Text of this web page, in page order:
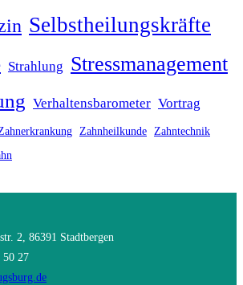
Selbstheilungskräfte
Strahlung Stressmanagement
Verhaltensbarometer Vortrag
Zahnheilkunde Zahntechnik
2, 86391 Stadtbergen
50 27
Opens